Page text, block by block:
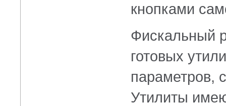
кнопками
Фискальный
готовых
параметров,
Утилиты